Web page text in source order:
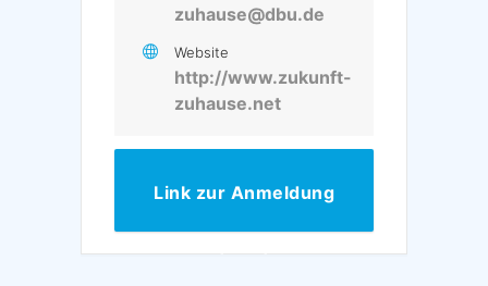
zuhause@dbu.de
Website
http://www.zukunft-
zuhause.net
Link zur Anmeldung